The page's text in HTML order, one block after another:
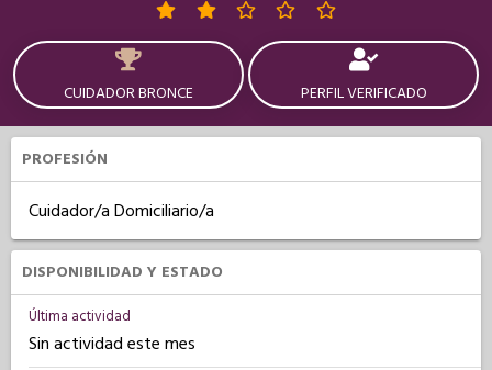
CUIDADOR BRONCE PERFIL VERIFICADO
PROFESIÓN
Cuidador/a Domiciliario/a
DISPONIBILIDAD Y ESTADO
Última actividad
Sin actividad este mes